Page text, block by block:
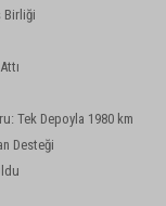
Birliği
Tek Depoyla 1980 km
Desteği